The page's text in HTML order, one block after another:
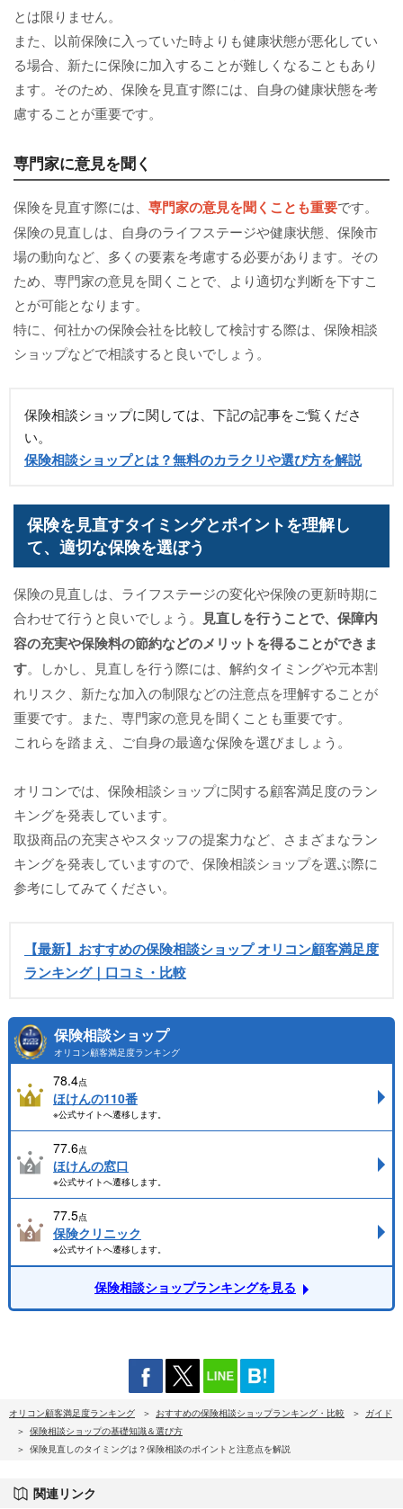
とは限りません。
また、以前保険に入っていた時よりも健康状態が悪化してい
る場合、新たに保険に加入することが難しくなることもあり
ます。そのため、保険を見直す際には、自身の健康状態を考
慮することが重要です。
専門家に意見を聞く
保険を見直す際には、 専門家の意見を聞くことも重要です。
保険の見直しは、自身のライフステージや健康状態、保険市
場の動向など、多くの要素を考慮する必要があります。その
ため、専門家の意見を聞くことで、より適切な判断を下すこ
とが可能となります。
特に、何社かの保険会社を比較して検討する際は、保険相談
ショップなどで相談すると良いでしょう。
保険相談ショップに関しては、下記の記事をご覧くださ
い。
保険相談ショップとは？無料のカラクリや選び方を解説
保険を見直すタイミングとポイントを理解し
て、適切な保険を選ぼう
保険の見直しは、ライフステージの変化や保険の更新時期に
合わせて行うと良いでしょう。
見直しを行うことで、保障内
容の充実や保険料の節約などのメリットを得ることができま
す。しかし、見直しを行う際には、解約タイミングや元本割
れリスク、新たな加入の制限などの注意点を理解することが
重要です。また、専門家の意見を聞くことも重要です。
これらを踏まえ、ご自身の最適な保険を選びましょう。
オリコンでは、保険相談ショップに関する顧客満足度のラン
キングを発表しています。
取扱商品の充実さやスタッフの提案力など、さまざまなラン
キングを発表していますので、保険相談ショップを選ぶ際に
参考にしてみてください。
【最新】おすすめの保険相談ショップ オリコン顧客満足度
ランキング｜口コミ・比較
保険相談ショップ
オリコン顧客満足度ランキング
78.4点
ほけんの110番
※公式サイトへ遷移します。
77.6点
ほけんの窓口
※公式サイトへ遷移します。
77.5点
保険クリニック
※公式サイトへ遷移します。
保険相談ショップランキングを見る
オリコン顧客満足度ランキング おすすめの保険相談ショップランキング・比較
ガイド
保険相談ショップの基礎知識＆選び方
保険見直しのタイミングは？保険相談のポイントと注意点を解説
関連リンク